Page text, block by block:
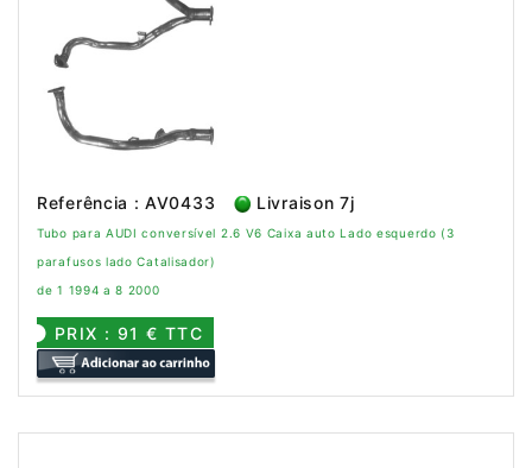
Referência : AV0433 Livraison 7j
Tubo para AUDI conversível 2.6 V6 Caixa auto Lado esquerdo (3
parafusos lado Catalisador)
de 1 1994 a 8 2000
PRIX : 91 € TTC